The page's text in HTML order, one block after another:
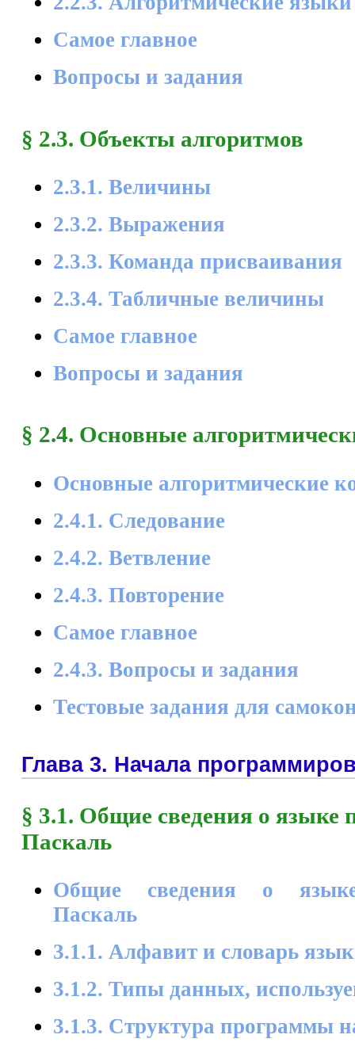
Самое главное
Вопросы и задания
§ 2.3. Объекты алгоритмов
2.3.1. Величины
2.3.2. Выражения
2.3.3. Команда присваивания
2.3.4. Табличные величины
Самое главное
Вопросы и задания
§ 2.4. Основные
Основные алгоритмические
2.4.1. Следование
2.4.2. Ветвление
2.4.3. Повторение
Самое главное
2.4.3. Вопросы и задания
Тестовые задания для
Глава 3. Начала
§ 3.1. Общие сведения о языке
Паскаль
Общие сведения о языке
Паскаль
3.1.1. Алфавит и словарь
3.1.2. Типы данных,
3.1.3. Структура программы